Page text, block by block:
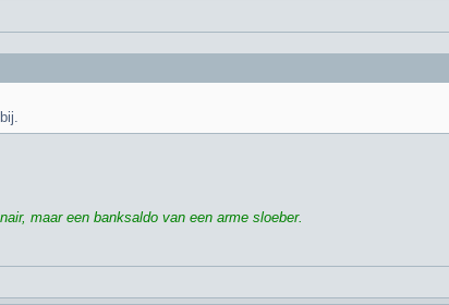
maar een banksaldo van een arme sloeber.